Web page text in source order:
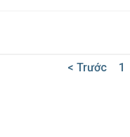
< Trước 1